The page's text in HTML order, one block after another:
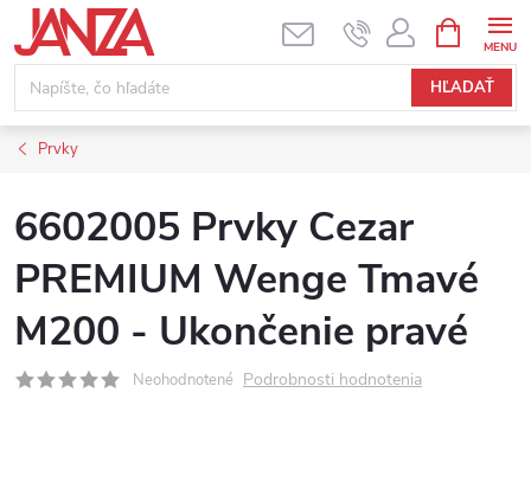
Prejsť na obsah
HĽADAŤ
Prvky
6602005 Prvky Cezar
PREMIUM Wenge Tmavé
M200 - Ukončenie pravé
Neohodnotené Podrobnosti hodnotenia